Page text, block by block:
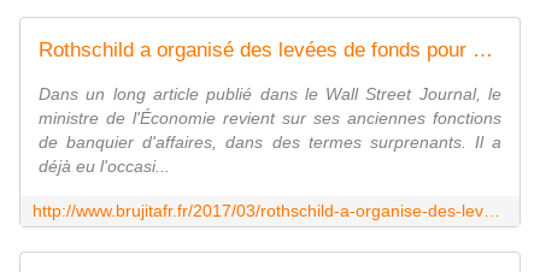
Rothschild a organisé des levées de fonds pour Macron dans la plus "grande discrétion" - MOINS de BIENS PLUS de LIENS
Dans un long article publié dans le Wall Street Journal, le
ministre de l'Économie revient sur ses anciennes fonctions
de banquier d'affaires, dans des termes surprenants. Il a
déjà eu l'occasi...